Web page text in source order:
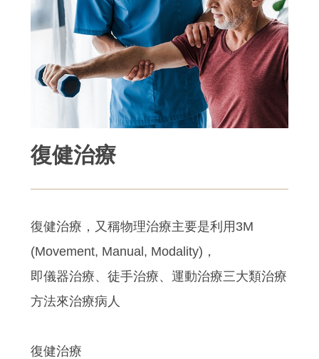
復健治療
復健治療，又稱物理治療主要是利用3M
(Movement, Manual, Modality)，
即儀器治療、徒手治療、運動治療三大類治療
方法來治療病人
復健治療